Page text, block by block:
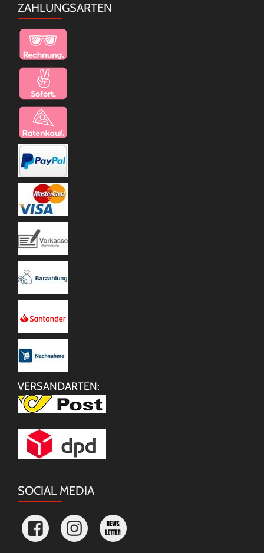
ZAHLUNGSARTEN
VERSANDARTEN:
SOCIAL MEDIA